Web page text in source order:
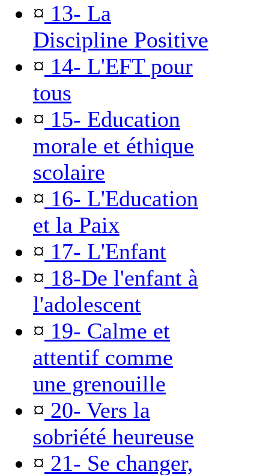
¤ 13- La
Discipline Positive
¤ 14- L'EFT pour
tous
¤ 15- Education
morale et éthique
scolaire
¤ 16- L'Education
et la Paix
¤ 17- L'Enfant
¤ 18-De l'enfant à
l'adolescent
¤ 19- Calme et
attentif comme
une grenouille
¤ 20- Vers la
sobriété heureuse
¤ 21- Se changer,